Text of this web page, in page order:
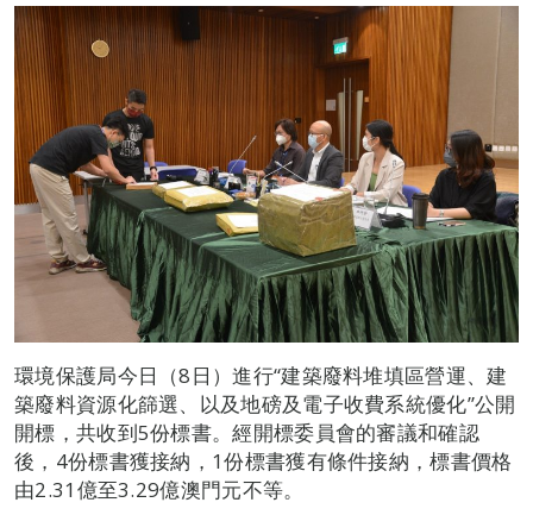
環境保護局今日（8日）進行“建築廢料堆填區營運、建
築廢料資源化篩選、以及地磅及電子收費系統優化”公開
開標，共收到5份標書。經開標委員會的審議和確認
後，4份標書獲接納，1份標書獲有條件接納，標書價格
由2.31億至3.29億澳門元不等。